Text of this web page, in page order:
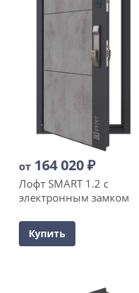
от 164 020₽
Лофт SMART 1.2 с
электронным замком
Купить